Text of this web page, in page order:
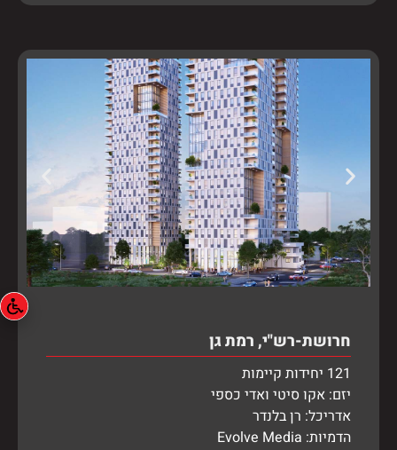
חרושת-רש"י, רמת גן
121 יחידות קיימות
יזם: אקו סיטי ואדי כספי
אדריכל: רן בלנדר
הדמיות: Evolve Media